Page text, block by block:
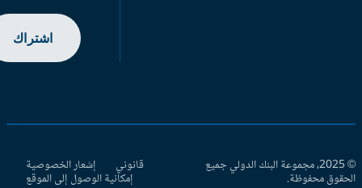
اشتراك
© 2025، مجموعة البنك الدولي جميع
محفوظة.
قانوني إشعار الخصوصية
إمكانية الوصول إلى الموقع